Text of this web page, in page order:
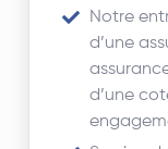
Notre
d’une
d’une